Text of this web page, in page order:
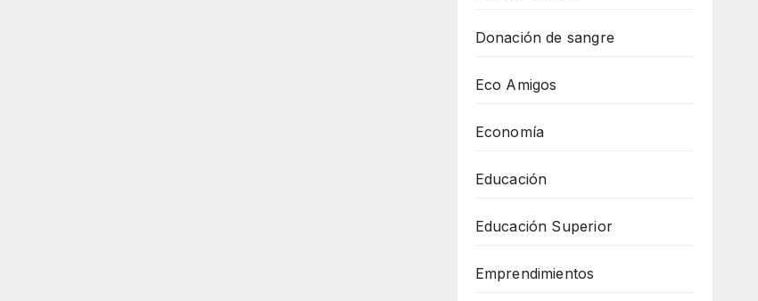
Donación de sangre
Eco Amigos
Economía
Educación
Educación Superior
Emprendimientos